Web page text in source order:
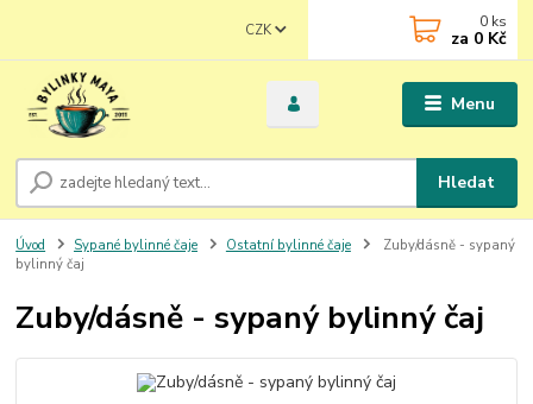
Menu
CZK
Hledat
0 ks
za 0 Kč
Úvod Sypané bylinné čaje Ostatní bylinné čaje
Zuby/dásně - sypaný
bylinný čaj
Zuby/dásně - sypaný bylinný čaj